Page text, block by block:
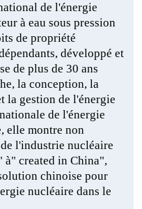
de l'énergie
à eau sous pression
de propriété
développé et
de plus de 30 ans
la conception, la
la gestion de l'énergie
de l'énergie
elle montre non
l'industrie nucléaire
à" created in China",
chinoise pour
nucléaire dans le